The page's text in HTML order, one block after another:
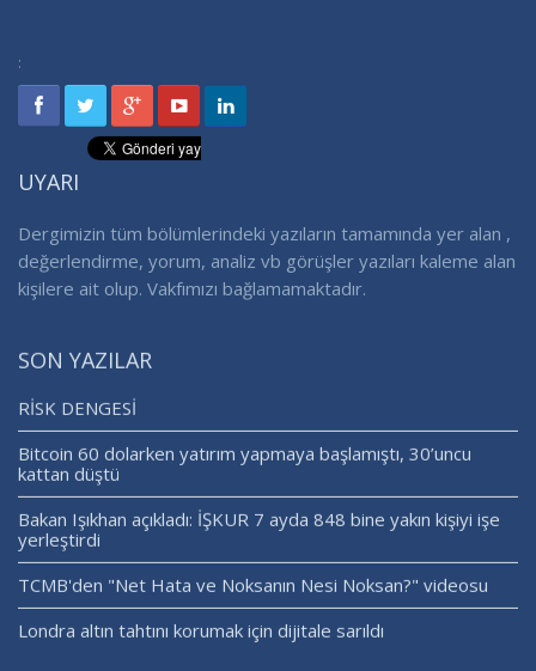
:
UYARI
Dergimizin tüm bölümlerindeki yazıların tamamında yer alan ,
değerlendirme, yorum, analiz vb görüşler yazıları kaleme alan
kişilere ait olup. Vakfımızı bağlamamaktadır.
SON YAZILAR
RİSK DENGESİ
Bitcoin 60 dolarken yatırım yapmaya başlamıştı, 30’uncu
kattan düştü
Bakan Işıkhan açıkladı: İŞKUR 7 ayda 848 bine yakın kişiyi işe
yerleştirdi
TCMB'den "Net Hata ve Noksanın Nesi Noksan?" videosu
Londra altın tahtını korumak için dijitale sarıldı